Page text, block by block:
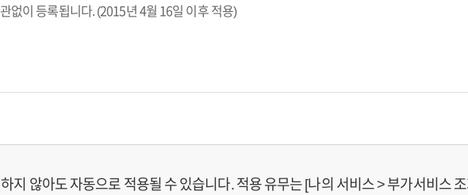
없이 등록됩니다. (2015년 4월 16일 이후 적용)
지 않아도 자동으로 적용될 수 있습니다. 적용 유무는 [나의 서비스 > 부가서비스